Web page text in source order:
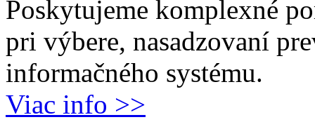
Poskytujeme komplexné
pri výbere, nasadzovaní
informačného systému.
Viac info >>